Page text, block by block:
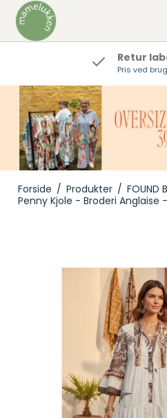
Retur
Pris ved
Forside / Produkter / FOUND
Penny Kjole - Broderi Anglaise